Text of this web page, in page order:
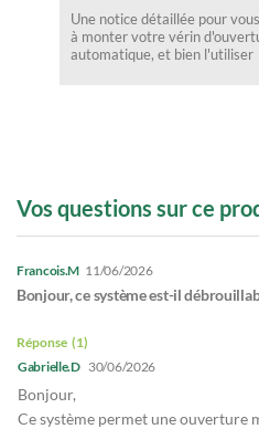
Une notice détaillée pour
à monter votre vérin
automatique, et bien l'utiliser
Vos questions sur ce
Francois.M 11/06/2026
Bonjour, ce système est-il
Réponse 1
Gabrielle.D 30/06/2026
Bonjour,
Ce système permet une ouverture